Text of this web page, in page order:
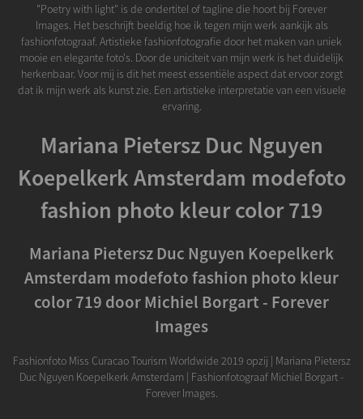
"Poetry with light" is de ondertitel of tagline die hoort bij Forever
Images. Het beschrijft beeldig hoe ik tegen mijn werk aankijk als
fashionfotograaf. Artistieke fashionfotografie door het maken van uniek
mooie en elegante foto's. Door de uniciteit van mijn werk is het duidelijk
herkenbaar. Voor mij is dit het meest essentiële aspect dat ervoor zorgt
dat ik mijn werk als kunst zie. Een artistieke interpretatie van een visuele
ervaring.
Mariana Pietersz Duc Nguyen
Koepelkerk Amsterdam modefoto
fashion photo kleur color 719
Mariana Pietersz Duc Nguyen Koepelkerk
Amsterdam modefoto fashion photo kleur
color 719 door Michiel Borgart - Forever
Images
Fashionfoto Miss Curacao Tourism Worldwide 2019 opzij | Mariana Pietersz
Duc Nguyen Koepelkerk Amsterdam | Fashionfotograaf Michiel Borgart -
Forever Images.